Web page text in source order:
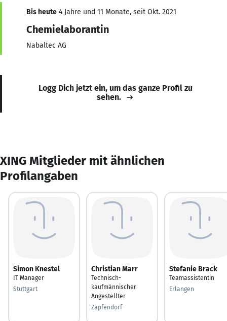
Bis heute 4 Jahre und 11 Monate, seit Okt. 2021
Chemielaborantin
Nabaltec AG
Logg Dich jetzt ein, um das ganze Profil zu
sehen.
XING Mitglieder mit ähnlichen
Profilangaben
Simon Knestel
IT Manager
Stuttgart
Christian Marr
Technisch-
kaufmännischer
Angestellter
Zapfendorf
Stefanie Brack
Teamassistentin
Erlangen